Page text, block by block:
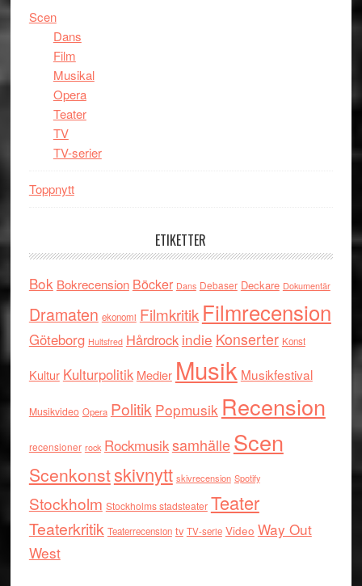
Scen
Dans
Film
Musikal
Opera
Teater
TV
TV-serier
Toppnytt
ETIKETTER
Bok Bokrecension Böcker Dans Debaser Deckare Dokumentär
Dramaten ekonomi Filmkritik Filmrecension
Göteborg Hultsfred Hårdrock indie Konserter Konst
Kultur Kulturpolitik Medier Musik Musikfestival
Musikvideo Opera Politik Popmusik Recension
recensioner rock RockmusiksamhälleScen
Scenkonstskivnytt skivrecension Spotify
Stockholm Stockholms stadsteater Teater
Teaterkritik Teaterrecension tv TV-serie Video Way Out
West